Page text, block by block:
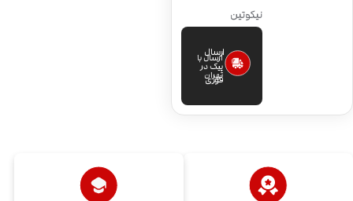
نیکوتین
ارسال
فوری
ارسال با
پیک در
تهران